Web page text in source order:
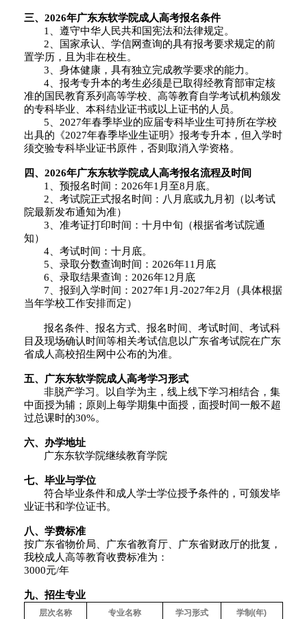
三、2026年广东东软学院成人高考报名条件
1、遵守中华人民共和国宪法和法律规定。
2、国家承认、学信网查询的具有报考要求规定的前
置学历，且为非在校生。
3、身体健康，具有独立完成教学要求的能力。
4、报考专升本的考生必须是已取得经教育部审定核
准的国民教育系列高等学校、高等教育自学考试机构颁发
的专科毕业、本科结业证书或以上证书的人员。
5、2027年春季毕业的应届专科毕业生可持所在学校
出具的《2027年春季毕业生证明》报考专升本，但入学时
须交验专科毕业证书原件，否则取消入学资格。
四、2026年广东东软学院成人高考报名流程及时间
1、预报名时间：2026年1月至8月底。
2、考试院正式报名时间：八月底或九月初（以考试
院最新发布通知为准）
3、准考证打印时间：十月中旬（根据省考试院通
知）
4、考试时间：十月底。
5、录取分数查询时间：2026年11月底
6、录取结果查询：2026年12月底
7、报到入学时间：2027年1月-2027年2月（具体根据
当年学校工作安排而定）
报名条件、报名方式、报名时间、考试时间、考试科
目及现场确认时间等相关考试信息以广东省考试院在广东
省成人高校招生网中公布的为准。
五、广东东软学院成人高考学习形式
非脱产学习。以自学为主，线上线下学习相结合，集
中面授为辅；原则上每学期集中面授，面授时间一般不超
过总课时的30%。
六、 办学地址
广东东软学院继续教育学院
七、 毕业与学位
符合毕业条件和成人学士学位授予条件的，可颁发毕
业证书和学位证书。
八、 学费标准
按广东省物价局、广东省教育厅、广东省财政厅的批复，
我校成人高等教育收费标准为：
3000元/年
九、 招生专业
层次名称 专业名称 学习形式 学制(年)